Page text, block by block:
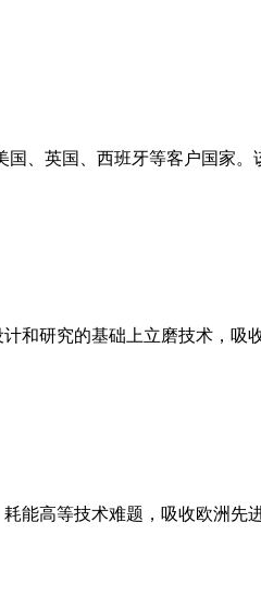
、英国、西班牙等客户国家
和研究的基础上立磨技术，
能高等技术难题，吸收欧洲